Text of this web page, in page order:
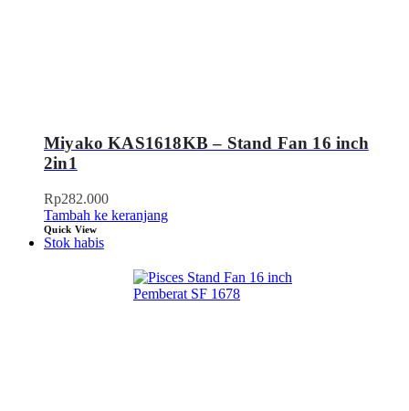
Miyako KAS1618KB – Stand Fan 16 inch
2in1
Rp282.000
Tambah ke keranjang
Quick View
Stok habis